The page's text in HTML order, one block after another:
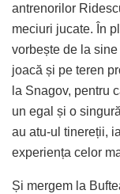
antrenorilor
meciuri jucate. În
vorbește de la
joacă și pe teren
la Snagov, pentru
un egal și o
au atu-ul tinereții,
experiența celor
Și mergem la